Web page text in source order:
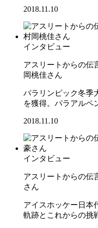
2018.11.10
インタビュー
アスリートからの
岡桃佳さん
パラリンピック冬季
を獲得。パラアルペ
2018.11.10
インタビュー
アスリートからの
さん
アイスホッケー日本
軌跡とこれからの挑